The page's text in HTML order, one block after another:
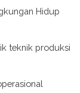
Hidup
teknik produksi